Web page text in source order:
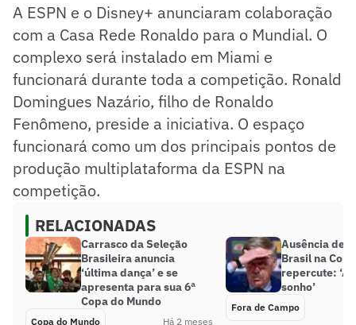
A ESPN e o Disney+ anunciaram colaboração
com a Casa Rede Ronaldo para o Mundial. O
complexo será instalado em Miami e
funcionará durante toda a competição. Ronald
Domingues Nazário, filho de Ronaldo
Fenômeno, preside a iniciativa. O espaço
funcionará como um dos principais pontos de
produção multiplataforma da ESPN na
competição.
RELACIONADAS
Carrasco da Seleção
Brasileira anuncia
‘última dança’ e se
apresenta para sua 6ª
Copa do Mundo
Copa do Mundo Há 2 meses
Ausência de
Brasil na
repercute:
sonho’
Fora de Campo